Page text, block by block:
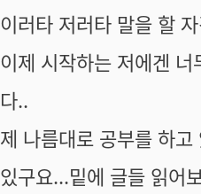
이러타 저러타 말을 할
이제 시작하는 저에겐
다..
제 나름대로 공부를 하
있구요...밑에 글들 읽어